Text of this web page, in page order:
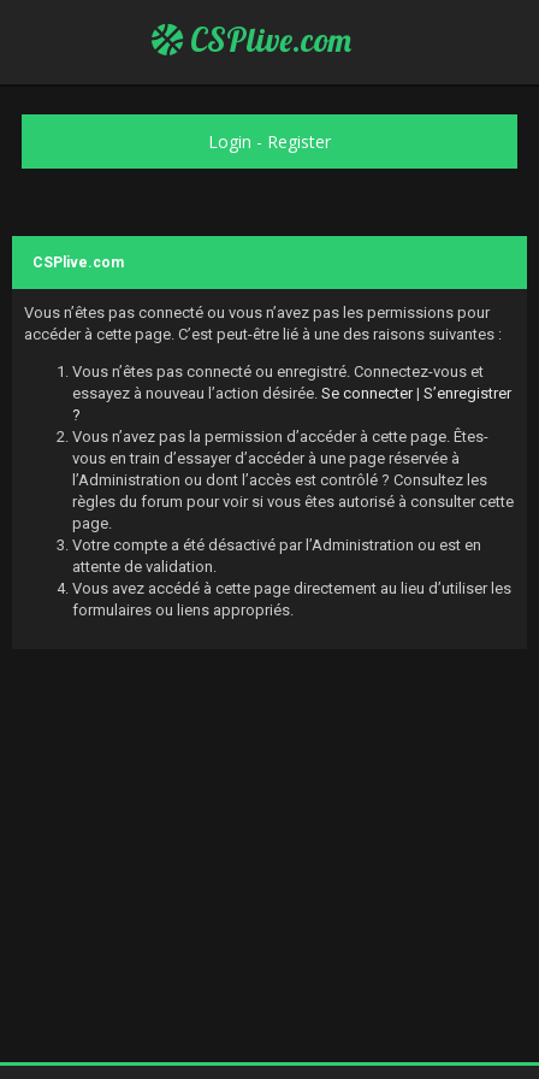
CSPlive.com
Login - Register
CSPlive.com
Vous n’êtes pas connecté ou vous n’avez pas les permissions pour
accéder à cette page. C’est peut-être lié à une des raisons suivantes :
Vous n’êtes pas connecté ou enregistré. Connectez-vous et
essayez à nouveau l’action désirée. Se connecter| S’enregistrer
?
Vous n’avez pas la permission d’accéder à cette page. Êtes-
vous en train d’essayer d’accéder à une page réservée à
l’Administration ou dont l’accès est contrôlé ? Consultez les
règles du forum pour voir si vous êtes autorisé à consulter cette
page.
Votre compte a été désactivé par l’Administration ou est en
attente de validation.
Vous avez accédé à cette page directement au lieu d’utiliser les
formulaires ou liens appropriés.